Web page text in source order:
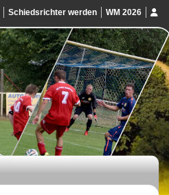
Schiedsrichter werden WM 2026